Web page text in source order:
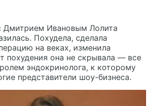
Дмитрием Ивановым Лолита
Похудела, сделала
на веках, изменила
похудения она не скрывала — все
эндокринолога, к которому
представители шоу-бизнеса.